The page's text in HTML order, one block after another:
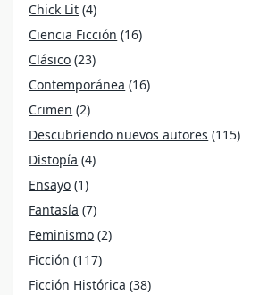
Chick Lit (4)
Ciencia Ficción (16)
Clásico (23)
Contemporánea (16)
Crimen (2)
Descubriendo nuevos autores (115)
Distopía (4)
Ensayo (1)
Fantasía (7)
Feminismo (2)
Ficción (117)
Ficción Histórica (38)